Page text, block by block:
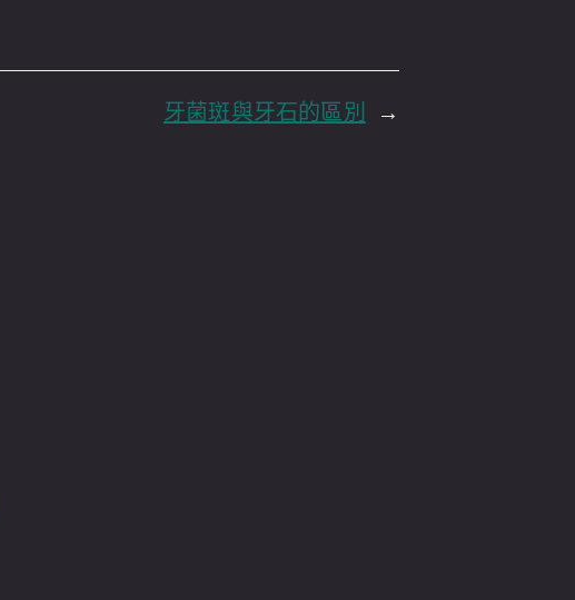
→
牙菌斑與牙石的區別